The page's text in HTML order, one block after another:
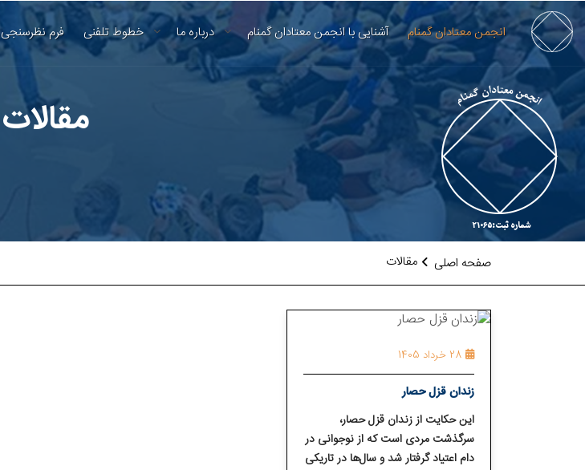
انجمن معتادان گمنام آشنایی با انجمن معتادان گمنام درباره ما خطوط تلفنی فرم نظرسنجی
مقالات
صفحه اصلی مقالات
28 خرداد 1405
زندان قزل حصار
این حکایت از زندان قزل حصار،
سرگذشت مردی است که از نوجوانی در
دام اعتیاد گرفتار شد و سال‌ها در تاریکی